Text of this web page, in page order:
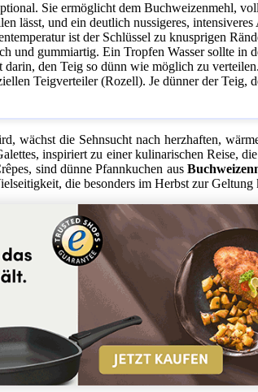
Sie ermöglicht dem Buchweizenmehl,
lässt, und ein deutlich nussigeres,
ist der Schlüssel zu knusprigen
und gummiartig. Ein Tropfen Wasser sollte in
darin, den Teig so dünn wie möglich zu
Teigverteiler (Rozell). Je dünner der Teig,
wächst die Sehnsucht nach herzhaften,
inspiriert zu einer kulinarischen Reise,
sind dünne Pfannkuchen aus
die besonders im Herbst zur Geltung